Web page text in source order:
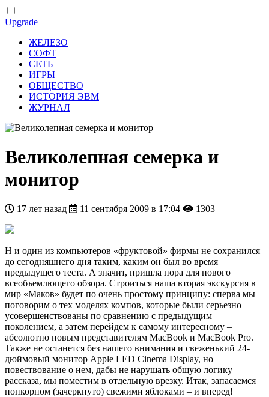
≡
Upgrade
ЖЕЛЕЗО
СОФТ
СЕТЬ
ИГРЫ
ОБЩЕСТВО
ИСТОРИЯ ЭВМ
ЖУРНАЛ
Великолепная семерка и
монитор
17 лет назад 11 сентября 2009 в 17:04 1303
Н и один из компьютеров «фруктовой» фирмы не сохранился
до сегодняшнего дня таким, каким он был во время
предыдущего теста. А значит, пришла пора для нового
всеобъемлющего обзора. Строиться наша вторая экскурсия в
мир «Маков» будет по очень простому принципу: сперва мы
поговорим о тех моделях компов, которые были серьезно
усовершенствованы по сравнению с предыдущим
поколением, а затем перейдем к самому интересному –
абсолютно новым представителям MacBook и MacBook Pro.
Также не останется без нашего внимания и свеженький 24-
дюймовый монитор Apple LED Cinema Display, но
повествование о нем, дабы не нарушать общую логику
рассказа, мы поместим в отдельную врезку. Итак, запасаемся
попкорном (зачеркнуто) свежими яблоками – и вперед!